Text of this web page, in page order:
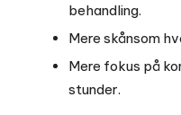
behandling.
Mere skånsom
Mere fokus på
stunder.